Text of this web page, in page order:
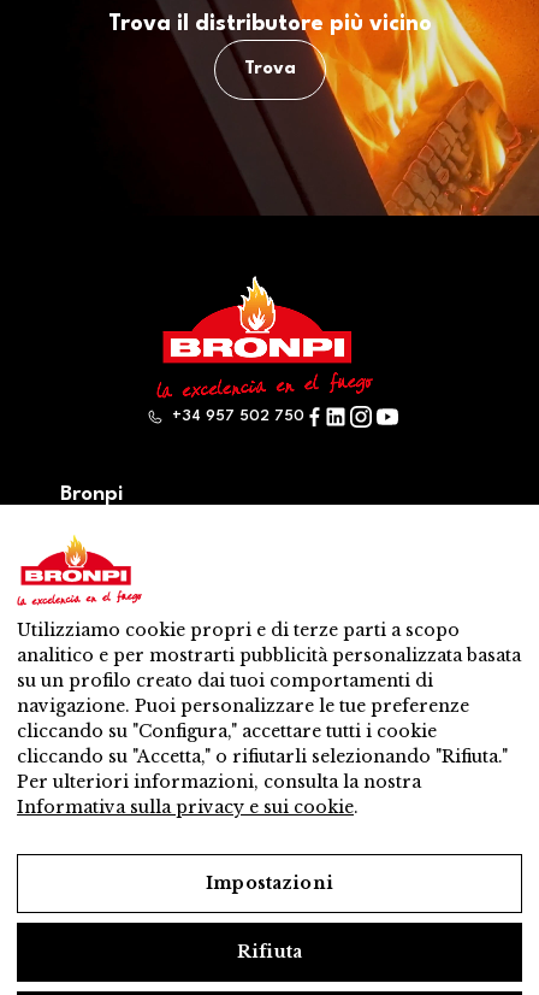
Trova il distributore più vicino
Trova
+34 957 502 750
Bronpi
Serie a legna
Serie a pellet
Misto: legna – pellet
Accessori
Ventilazione
Novità
Contatti
Servicio Post – Vendita
Distributore piú vicino
Servicio Post – Vendita
Vuol essere distributore?
Utilizziamo cookie propri e di terze parti a scopo
analitico e per mostrarti pubblicità personalizzata basata
su un profilo creato dai tuoi comportamenti di
navigazione. Puoi personalizzare le tue preferenze
cliccando su "Configura," accettare tutti i cookie
cliccando su "Accetta," o rifiutarli selezionando "Rifiuta."
Per ulteriori informazioni, consulta la nostra
Informativa sulla privacy e sui cookie.
Impostazioni
Rifiuta
Avviso legale